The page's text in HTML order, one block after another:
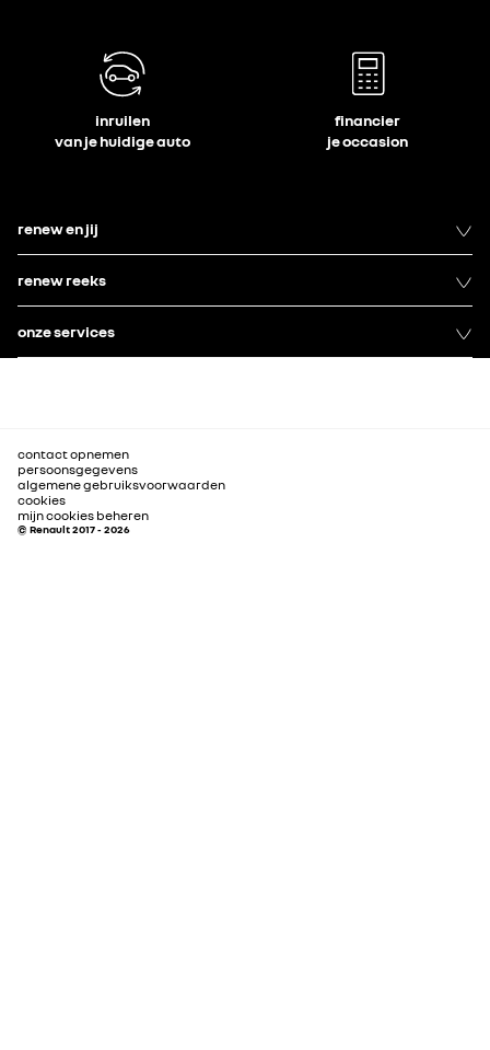
inruilen
van je huidige auto
financier
je occasion
renew en jij
renew reeks
onze services
contact opnemen
persoonsgegevens
algemene gebruiksvoorwaarden
cookies
mijn cookies beheren
© Renault 2017 - 2026